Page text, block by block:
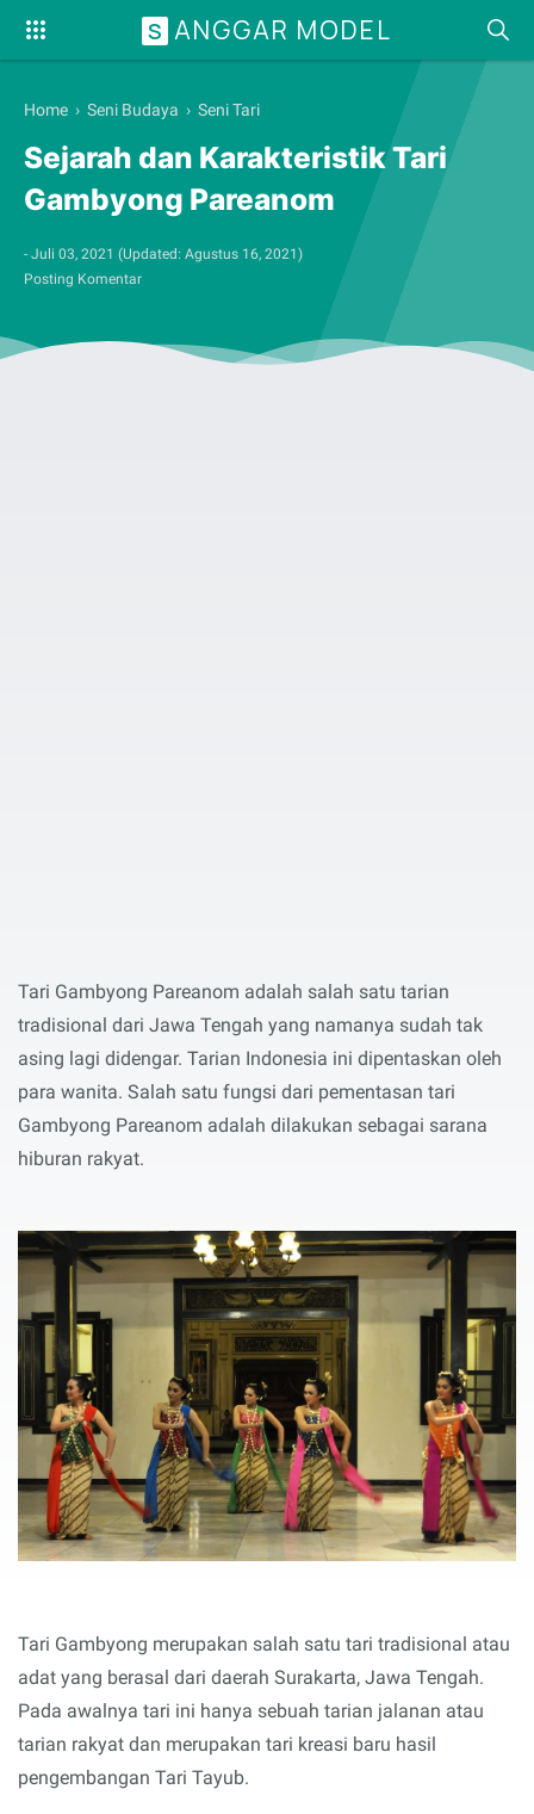
S ANGGAR MODEL
Home › Seni Budaya › Seni Tari
Sejarah dan Karakteristik Tari
Gambyong Pareanom
- Juli 03, 2021 (Updated: Agustus 16, 2021)
Posting Komentar
Tari Gambyong Pareanom adalah salah satu tarian
tradisional dari Jawa Tengah yang namanya sudah tak
asing lagi didengar. Tarian Indonesia ini dipentaskan oleh
para wanita. Salah satu fungsi dari pementasan tari
Gambyong Pareanom adalah dilakukan sebagai sarana
hiburan rakyat.
Tari Gambyong merupakan salah satu tari tradisional atau
adat yang berasal dari daerah Surakarta, Jawa Tengah.
Pada awalnya tari ini hanya sebuah tarian jalanan atau
tarian rakyat dan merupakan tari kreasi baru hasil
pengembangan Tari Tayub.